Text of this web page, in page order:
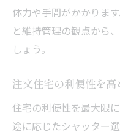
体力や手間がかかりま
と維持管理の観点から
しょう。
注文住宅の利便性を
住宅の利便性を最大限
途に応じたシャッター